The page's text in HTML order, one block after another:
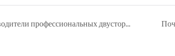
Производители профессиональных двусторонних солнечных модулей мощностью 20 МВт с креплением и трекером.